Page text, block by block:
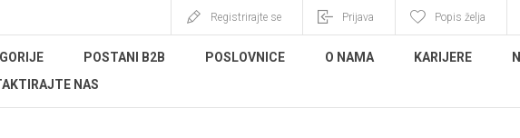
Registrirajte se Prijava Popis želja
POSTANI B2B POSLOVNICE O NAMA KARIJERE
NAS